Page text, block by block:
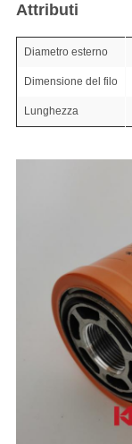
Attributi
Diametro esterno
Dimensione del filo
Lunghezza